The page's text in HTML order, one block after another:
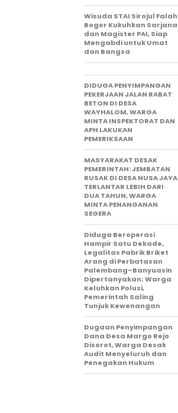
Wisuda STAI Sirojul Falah
Bogor Kukuhkan Sarjana
dan Magister PAI, Siap
Mengabdi untuk Umat
dan Bangsa
DIDUGA PENYIMPANGAN
PEKERJAAN JALAN RABAT
BETON DI DESA
WAYHALOM, WARGA
MINTA INSPEKTORAT DAN
APH LAKUKAN
PEMERIKSAAN
MASYARAKAT DESAK
PEMERINTAH: JEMBATAN
RUSAK DI DESA NUSA JAYA
TERLANTAR LEBIH DARI
DUA TAHUN, WARGA
MINTA PENANGANAN
SEGERA
Diduga Beroperasi
Hampir Satu Dekade,
Legalitas Pabrik Briket
Arang di Perbatasan
Palembang–Banyuasin
Dipertanyakan; Warga
Keluhkan Polusi,
Pemerintah Saling
Tunjuk Kewenangan
Dugaan Penyimpangan
Dana Desa Margo Rejo
Disorot, Warga Desak
Audit Menyeluruh dan
Penegakan Hukum